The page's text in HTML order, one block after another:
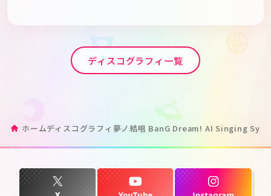
ディスコグラフィ一覧
ホームディスコグラフィ 夢ノ結唱 BanG Dream! AI Singing